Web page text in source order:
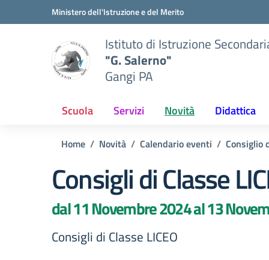
Vai ai contenuti
Vai al menu di navigazioneMinistero dell'Istruzione e del Merito
Istituto di Istruzione
"G. Salerno"
Gangi PA
Scuola Servizi Novità Didattica
Home Novità Calendario eventi Consiglio
Consigli di Classe
dal 11 Novembre 2024 al 13
Consigli di Classe LICEO